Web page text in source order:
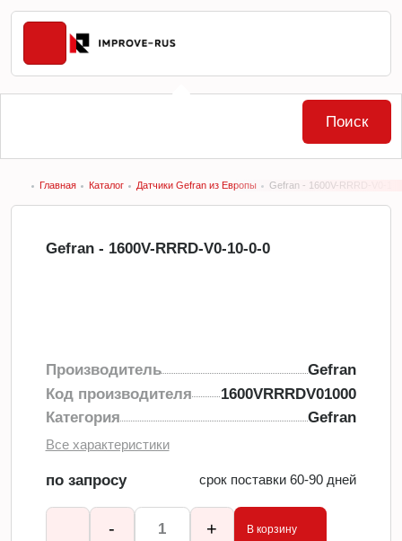
Главная Каталог Датчики Gefran из Европы Gefran - 1600V-RRRD-V0-
Gefran - 1600V-RRRD-V0-10-0-0
Производитель
Gefran
Код производителя
1600VRRRDV01000
Категория
Gefran
Все характеристики
по запросу срок поставки 60-90 дней
- + В корзину
Поиск